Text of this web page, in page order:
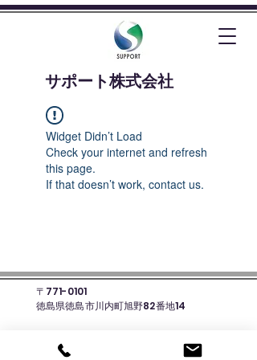
​サポート株式会社
Widget Didn’t Load
Check your internet and refresh
this page.
If that doesn’t work, contact us.
〒771-0101
徳島県徳島市川内町旭野82番地14
☎088-678-8135